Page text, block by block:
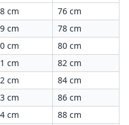
cm
76 cm
cm
78 cm
cm
80 cm
cm
82 cm
cm
84 cm
cm
86 cm
cm 88 cm